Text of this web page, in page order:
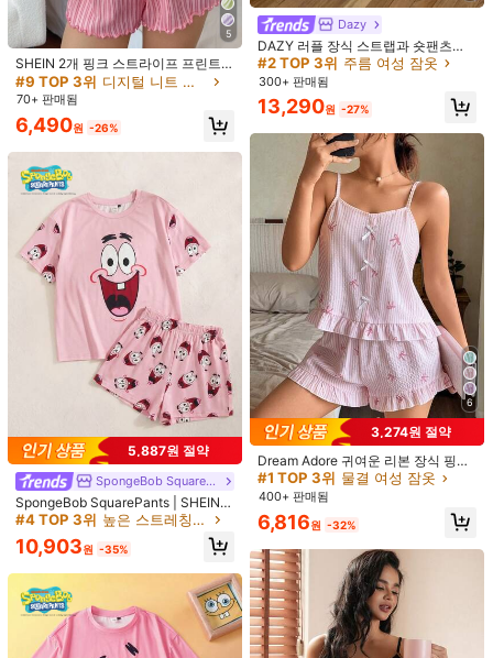
4.84 37K 팔로워
37K 팔로워
4.84
4.84 37K 팔로워
4.84 37K 팔로워
4.84 37K 팔로워
4.84 37K 팔로워
7,590원
27% OFF
4,282원
59% OFF
4,412원
60% OFF
8,590 원
좋은 품질 (3000+) 아주 좋음 (3000+) 편안함
마음에 드실 거예요.
추천순 의류 액세서리 홈 & 리빙 신발 뷰티&헬스 홈 방직품
국내배송 3개/세트 버블 텍스처 체리
프린트 여성용 잠옷 세트 - 반팔 버튼
칼라 탑, 반바지, 긴바지, 편안함
#3 TOP 3위 에서 섹시 여성 잠옷
높은 재방문 고객
#3 TOP 3위 에서 섹시 여성 잠옷
높은 재방문 고객
#3 TOP 3위 에서 섹시 여성 잠옷
높은 재방문 고객
#3 TOP 3위 에서 섹시 여성 잠옷
높은 재방문 고객
100+ 판매됨
17,390 -15%
10
6,307원 절약
#데일리룩
Napfluff 여성용 블루 스트라이프 보
우 프린트 패치워크 대비 컬러 라펠 반
팔 잠옷 세트
#6 TOP 3위
11,783원 -35%
5
SHEIN 2개 핑크 스트라이프 프린트
캐미솔 & 반바지 파자마 세트
#9 TOP 3위 디지털 니트 여성 잠옷
70+ 판매됨
6,490원 -26%
5,887원 절약
SpongeBob SquarePants
SpongeBob SquarePants | SHEIN
여성용 재미있는 카툰 프린트 반팔 상
의 및 반바지 잠옷 세트, 여름
#4 TOP 3위 높은 스트레칭 여성 잠옷
10,903원 -35%
Dazy
DAZY 러플 장식 스트랩과 숏팬츠가
있는 귀여운 카툰 올 오버 프린트 스퀘
어 넥 캐미솔 탑과 파자마 세트
#2 TOP 3위 주름 여성 잠옷
300+ 판매됨
13,290원 -27%
6
3,274원 절약
Dream Adore 귀여운 리본 장식 핑크
스트라이프 리본 프린트 캐미솔 & 반
바지 잠옷 세트
#1 TOP 3위 물결 여성 잠옷
400+ 판매됨
6,816원 -32%